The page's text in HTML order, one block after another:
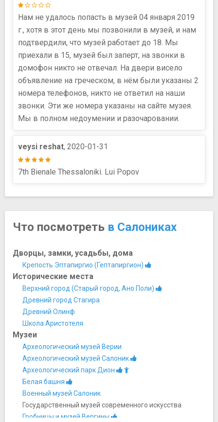
Нам не удалось попасть в музей 04 января 2019
г., хотя в этот день мы позвонили в музей, и нам
подтвердили, что музей работает до 18. Мы
приехали в 15, музей был заперт, на звонки в
домофон никто не отвечал. На двери висело
объявление на греческом, в нём были указаны 2
номера телефонов, никто не ответил на наши
звонки. Эти же номера указаны на сайте музея.
Мы в полном недоумении и разочаровании.
veysi reshat, 2020-01-31
7th Bienale Thessaloniki. Lui Popov
Что посмотреть в Салониках
Дворцы, замки, усадьбы, дома
Крепость Эптапиргио (Гептапиргион)
Исторические места
Верхний город (Старый город, Ано Поли)
Древний город Стагира
Древний Олинф
Школа Аристотеля
Музеи
Археологический музей Верии
Археологический музей Салоник
Археологический парк Дион
Белая башня
Военный музей Салоник
Государственный музей современного искусства
Гробницы и музей Вергины